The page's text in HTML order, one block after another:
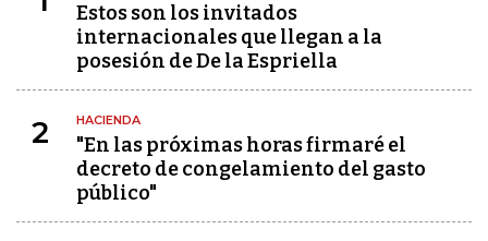
Estos son los invitados
internacionales que llegan a la
posesión de De la Espriella
2 HACIENDA
"En las próximas horas firmaré el
decreto de congelamiento del gasto
público"